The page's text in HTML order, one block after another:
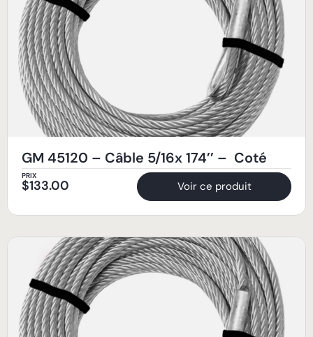
GM 45120 – Câble 5/16x 174’’ – Coté
PRIX
$133.00 Voir ce produit